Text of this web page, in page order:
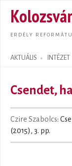
ERDÉLY
AKTUÁLIS INTÉZET
Search form
Csendet,
Czire Szabolcs:
(2015), 3. pp.